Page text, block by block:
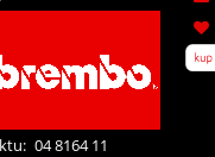
04 8164 11